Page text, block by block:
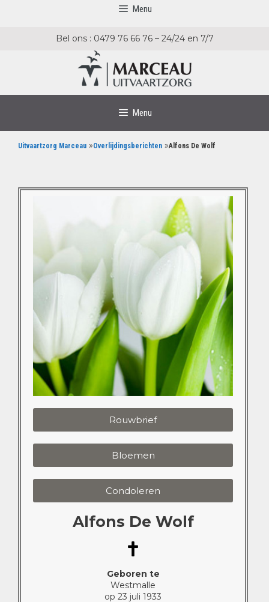
Menu
Bel ons : 0479 76 66 76 – 24/24 en 7/7
Menu
Uitvaartzorg Marceau »Overlijdingsberichten »Alfons De Wolf
Rouwbrief
Bloemen
Condoleren
Alfons De Wolf
Geboren te
Westmalle
op 23 juli 1933